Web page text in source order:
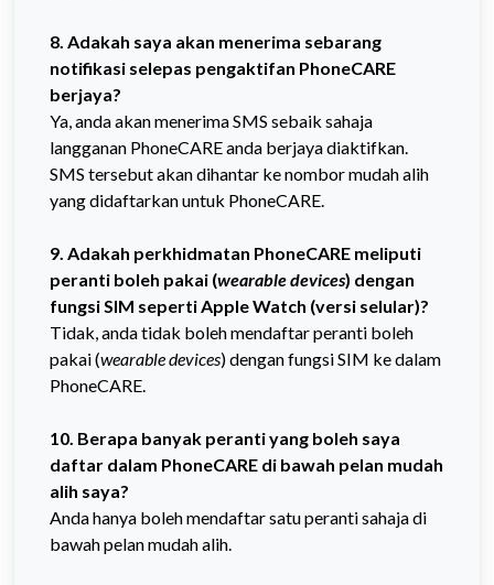
8. Adakah saya akan menerima sebarang
notifikasi selepas pengaktifan PhoneCARE
berjaya?
Ya, anda akan menerima SMS sebaik sahaja
langganan PhoneCARE anda berjaya diaktifkan.
SMS tersebut akan dihantar ke nombor mudah alih
yang didaftarkan untuk PhoneCARE.
9. Adakah perkhidmatan PhoneCARE meliputi
peranti boleh pakai (wearable devices) dengan
fungsi SIM seperti Apple Watch (versi selular)?
Tidak, anda tidak boleh mendaftar peranti boleh
pakai (wearable devices) dengan fungsi SIM ke dalam
PhoneCARE.
10. Berapa banyak peranti yang boleh saya
daftar dalam PhoneCARE di bawah pelan mudah
alih saya?
Anda hanya boleh mendaftar satu peranti sahaja di
bawah pelan mudah alih.